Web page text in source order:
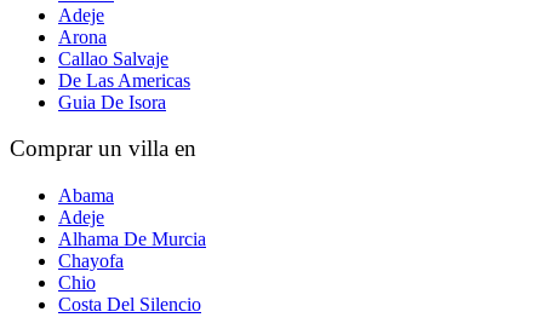
Adeje
Arona
Callao Salvaje
De Las Americas
Guia De Isora
Comprar un villa en
Abama
Adeje
Alhama De Murcia
Chayofa
Chio
Costa Del Silencio